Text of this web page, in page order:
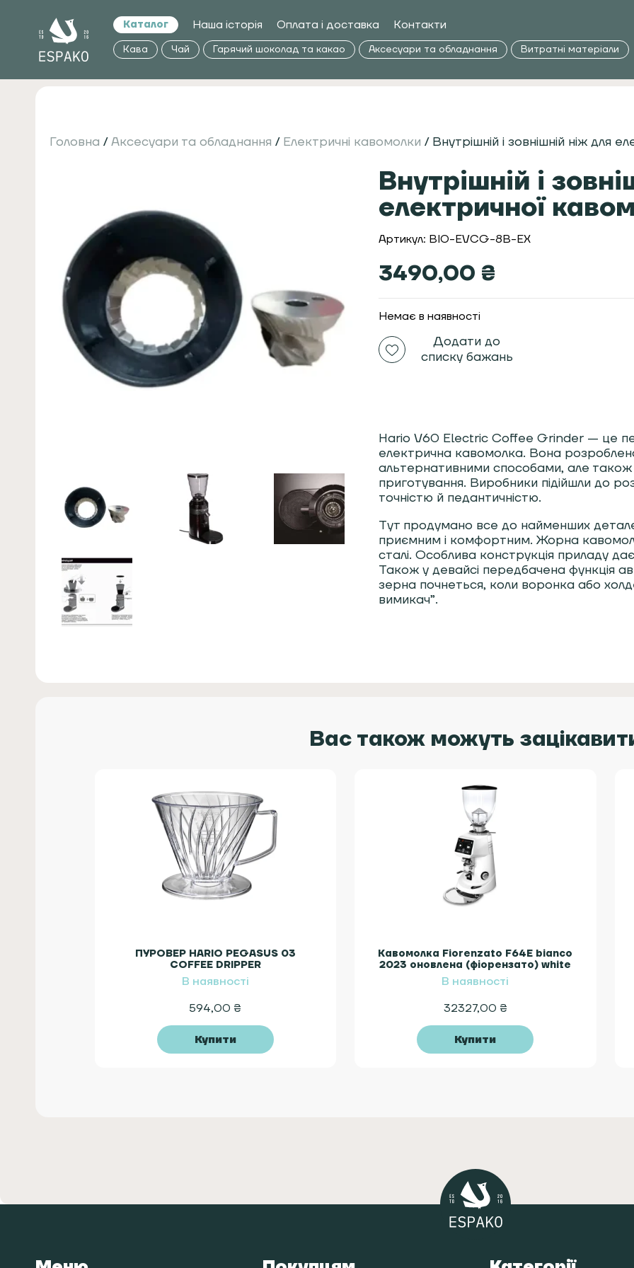
Каталог Наша історія Оплата і доставка Контакти
Кава Чай Гарячий шоколад та какао Аксесуари та обладнання Витратні матеріали
Головна / Аксесуари та обладнання / Електричні кавомолки / Внутрішній і зовнішній ніж для
Внутрішній і
електричної
Артикул: BIO-EVCG-8B-EX
3490,00 ₴
Немає в наявності
Додати до
списку бажань
Hario V60 Electric Coffee Grinder — це
електрична кавомолка. Вона
альтернативними способами, але також
приготування. Виробники підійшли до
точністю й педантичністю.
Тут продумано все до найменших
приємним і комфортним. Жорна
сталі. Особлива конструкція приладу
Також у девайсі передбачена функція
зерна почнеться, коли воронка або
вимикач”.
Вас також можуть
ПУРОВЕР HARIO PEGASUS 03
COFFEE DRIPPER
В наявності
594,00 ₴
Купити
Кавомолка Fiorenzato F64E bianco
2023 оновлена (фіорензато) white
В наявності
32327,00 ₴
Купити